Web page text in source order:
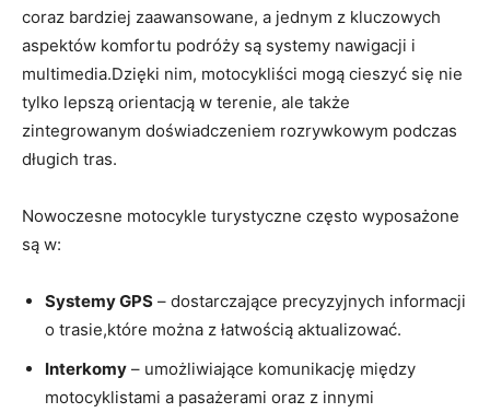
coraz bardziej zaawansowane, a jednym z kluczowych
aspektów komfortu podróży są systemy nawigacji i
multimedia.Dzięki nim, motocykliści mogą cieszyć się nie
tylko lepszą orientacją w terenie, ale także
zintegrowanym doświadczeniem rozrywkowym podczas
długich tras.
Nowoczesne motocykle turystyczne często wyposażone
są w:
Systemy GPS – dostarczające precyzyjnych informacji
o trasie,które można z łatwością aktualizować.
Interkomy – umożliwiające komunikację między
motocyklistami a pasażerami oraz z innymi